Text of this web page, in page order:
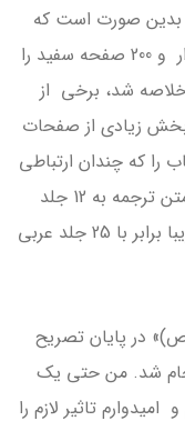
بدین صورت است که
کاغذ سفید زیاد دارد، ما نزدیک به یک هزار و 200 صفحه سفید را
شد، برخی از
زیادی از صفحات
را که چندان ارتباطی
با سیره نداشت حذف کردیم و در نهایت متن ترجمه به 12 جلد
رسید، البته در تعداد صفحات، 12 جلد تقریبا برابر با 25 جلد عربی
در پایان تصریح
شد. من حتی یک
تاثیر لازم را